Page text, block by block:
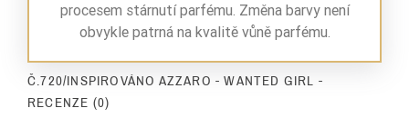
procesem stárnutí parfému. Změna barvy není
obvykle patrná na kvalitě vůně parfému.
Č.720/INSPIROVÁNO AZZARO - WANTED GIRL -
RECENZE (0)